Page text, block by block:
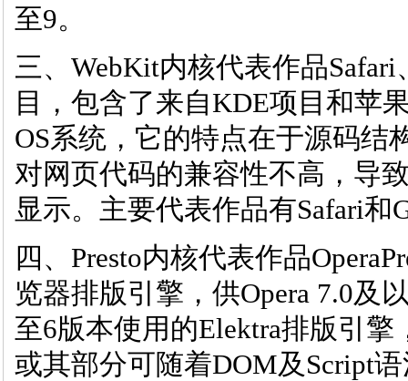
至9。
三、WebKit内核代表作品
目，包含了来自KDE项目和苹
OS系统，它的特点在于源码结
对网页代码的兼容性不高，导
显示。主要代表作品有Safari和
四、Presto内核代表作品
览器排版引擎，供Opera 7.0及
至6版本使用的Elektra排版引
或其部分可随着DOM及Script